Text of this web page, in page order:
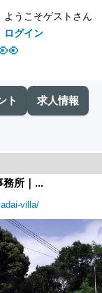
ようこそゲストさん
ログイン
ト 求人情報
務所｜...
villa/